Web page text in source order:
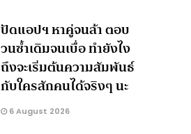
ปัดแอปฯ หาคู่จนล้า ตอบ
วนซ้ำเดิมจนเบื่อ ทำยังไง
ถึงจะเริ่มต้นความสัมพันธ์
กับใครสักคนได้จริงๆ นะ
6 August 2026